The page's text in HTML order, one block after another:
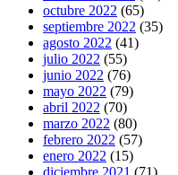
octubre 2022 (65)
septiembre 2022 (35)
agosto 2022 (41)
julio 2022 (55)
junio 2022 (76)
mayo 2022 (79)
abril 2022 (70)
marzo 2022 (80)
febrero 2022 (57)
enero 2022 (15)
diciembre 2021 (71)